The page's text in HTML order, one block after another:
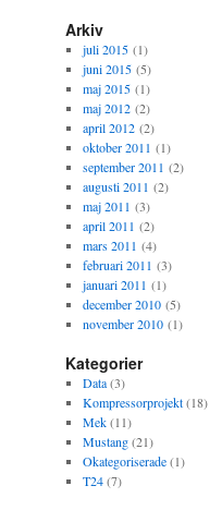
Arkiv
juli 2015(1)
juni 2015(5)
maj 2015(1)
maj 2012(2)
april 2012(2)
oktober 2011 (1)
september 2011 (2)
augusti 2011 (2)
maj 2011 (3)
april 2011 (2)
mars 2011 (4)
februari 2011 (3)
januari 2011 (1)
december 2010(5)
november 2010(1)
Kategorier
Data(3)
Kompressorprojekt(18)
Mek(11)
Mustang(21)
Okategoriserade(1)
T24(7)